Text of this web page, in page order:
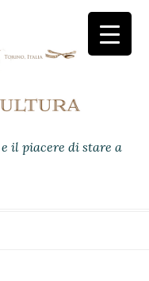
il piacere di stare a